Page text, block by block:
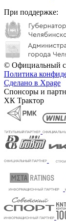
При поддержке:
© Официальный
Политика
Сделано в Xpage
Спонсоры и
ХК Трактор